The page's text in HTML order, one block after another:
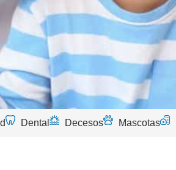
Dental Decesos Mascotas